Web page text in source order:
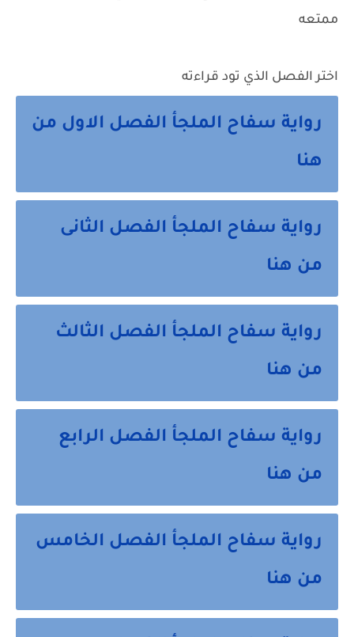
ممتعه
اختر الفصل الذي تود قراءته
رواية سفاح الملجأ الفصل الاول من
هنا
رواية سفاح الملجأ الفصل الثانى
من هنا
رواية سفاح الملجأ الفصل الثالث
من هنا
رواية سفاح الملجأ الفصل الرابع
من هنا
رواية سفاح الملجأ الفصل الخامس
من هنا